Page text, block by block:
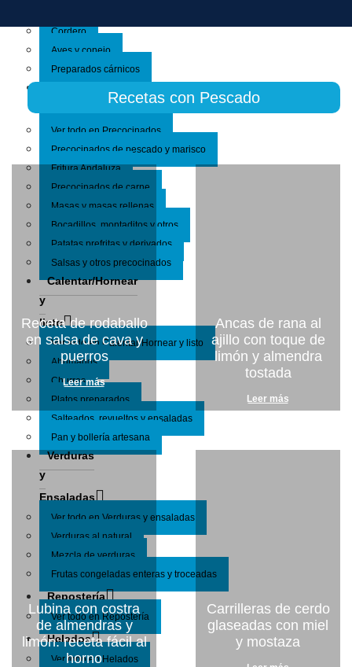
Cordero
Aves y conejo
Preparados cárnicos
Ver todo en Precocinados
Precocinados de pescado y marisco
Fritura Andaluza
Precocinados de carne
Masas y masas rellenas
Bocadillos, montaditos y otros
Patatas prefritas y derivados
Salsas y otros precocinados
Calentar/Hornear
y
listo
Ver todo en Calentar/Hornear y listo
Ahumados
Churros
Platos preparados
Salteados, revueltos y ensaladas
Pan y bollería artesana
Verduras
y
Ensaladas
Ver todo en Verduras y ensaladas
Verduras al natural
Mezcla de verduras
Frutas congeladas enteras y troceadas
Repostería
Ver todo en Repostería
Helados
Ver todo en Helados
Recetas con Pescado
Receta de rodaballo
en salsa de cava y
puerros
Leer más
Ancas de rana al
ajillo con toque de
limón y almendra
tostada
Leer más
Lubina con costra
de almendras y
limón: receta fácil al
horno
Carrilleras de cerdo
glaseadas con miel
y mostaza